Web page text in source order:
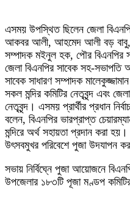
এসময় উপস্থিত ছিলেন জেলা
আকবর আলী, আহমেদ আলী বড় বাবু,
সম্পাদক মইনুল হক, পৌর বিএনপির
জেলা বিএনপির সাবেক সহ-
সাবেক সাধারণ সম্পাদক
সকল মন্দির কমিটির নেতৃবৃন্দ এবং
নেতৃবৃন্দ। এসময় প্রার্থীর প্রধান
বলেন, বিএনপির ভারপ্রাপ্ত
মন্দিরে অর্থ সহায়তা প্রদান করা হয়।
উৎসবমুখর পরিবেশে পুজা উদযাপন
সভায় নির্বিঘ্নে পুজা আয়োজনে
উপজেলার ১৮৩টি পূজা মণ্ডপ